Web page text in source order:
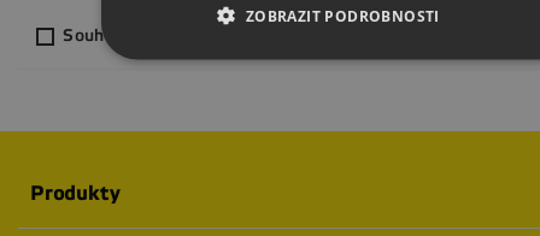
Souhlasím s odběrem novinek ze světa svařování a
Produkty
ZOBRAZIT PODROBNOSTI